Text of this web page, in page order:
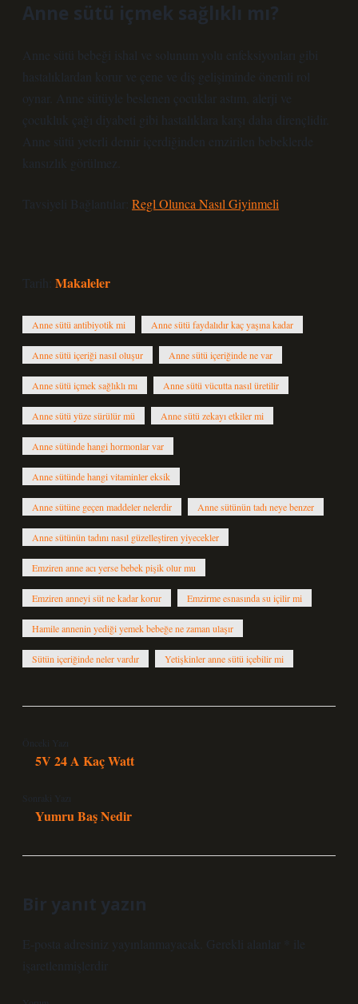
Anne sütü içmek sağlıklı mı?
Anne sütü bebeği ishal ve solunum yolu enfeksiyonları gibi
hastalıklardan korur ve çene ve diş gelişiminde önemli rol
oynar. Anne sütüyle beslenen çocuklar astım, alerji ve
çocukluk çağı diyabeti gibi hastalıklara karşı daha dirençlidir.
Anne sütü yeterli demir içerdiğinden emzirilen bebeklerde
kansızlık görülmez.
Tavsiyeli Bağlantılar: Regl Olunca Nasıl Giyinmeli
Tarih: Makaleler
Anne sütü antibiyotik mi Anne sütü faydalıdır kaç yaşına kadar
Anne sütü içeriği nasıl oluşur Anne sütü içeriğinde ne var
Anne sütü içmek sağlıklı mı Anne sütü vücutta nasıl üretilir
Anne sütü yüze sürülür mü Anne sütü zekayı etkiler mi
Anne sütünde hangi hormonlar var
Anne sütünde hangi vitaminler eksik
Anne sütüne geçen maddeler nelerdir Anne sütünün tadı neye benzer
Anne sütünün tadını nasıl güzelleştiren yiyecekler
Emziren anne acı yerse bebek pişik olur mu
Emziren anneyi süt ne kadar korur Emzirme esnasında su içilir mi
Hamile annenin yediği yemek bebeğe ne zaman ulaşır
Sütün içeriğinde neler vardır Yetişkinler anne sütü içebilir mi
Önceki Yazı
5V 24 A Kaç Watt
Sonraki Yazı
Yumru Baş Nedir
Bir yanıt yazın
E-posta adresiniz yayınlanmayacak. Gerekli alanlar
ile
işaretlenmişlerdir